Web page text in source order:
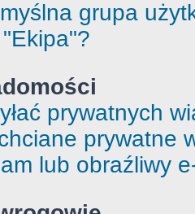
grupa
prywatnych
prywatne
lub obraźliwy